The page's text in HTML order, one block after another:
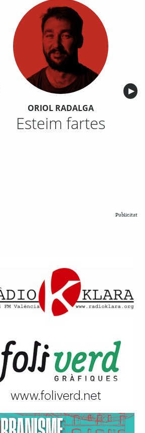
▶︎
ORIOL RADALGA
Esteim fartes
Publicitat